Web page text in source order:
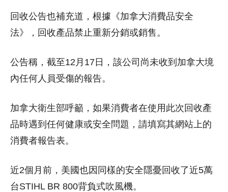
回收公告也補充道，根據《加拿大消費品安全
法》，回收產品禁止重新分銷或銷售。
公告稱，截至12月17日，該公司尚未收到加拿大境
內任何人員受傷的報告。
加拿大衛生部呼籲，如果消費者在使用此次回收產
品時遇到任何健康或安全問題，請填寫其網站上的
消費者報告表。
近2個月前，美國也因同樣的安全隱憂回收了近5萬
台STIHL BR 800背負式吹風機。